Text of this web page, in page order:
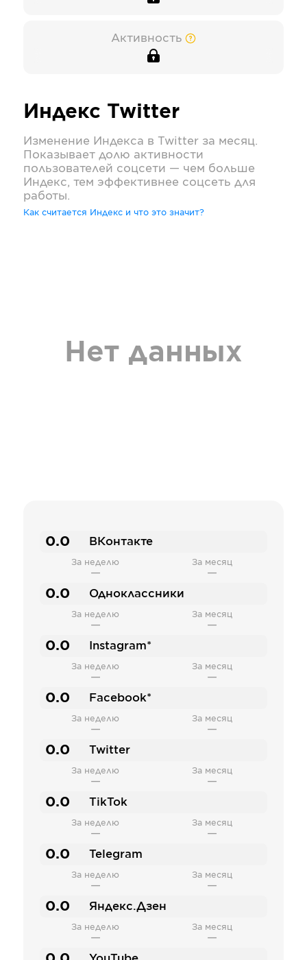
Активность
Индекс Twitter
Изменение Индекса в Twitter за месяц.
Показывает долю активности
пользователей соцсети — чем больше
Индекс, тем эффективнее соцсеть для
работы.
Как считается Индекс и что это значит?
Нет данных
0.0 ВКонтакте
За неделю
—
За месяц
—
0.0 Одноклассники
За неделю
—
За месяц
—
0.0 Instagram*
За неделю
—
За месяц
—
0.0 Facebook*
За неделю
—
За месяц
—
0.0 Twitter
За неделю
—
За месяц
—
0.0 TikTok
За неделю
—
За месяц
—
0.0 Telegram
За неделю
—
За месяц
—
0.0 Яндекс.Дзен
За неделю
—
За месяц
—